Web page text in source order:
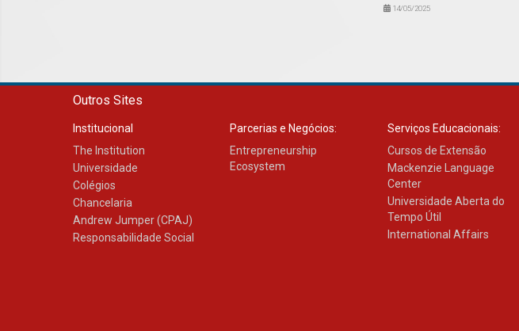
14/05/2025
Outros Sites
Institucional
The Institution
Universidade
Colégios
Chancelaria
Andrew Jumper (CPAJ)
Responsabilidade Social
Parcerias e Negócios:
Entrepreneurship
Ecosystem
Serviços Educacionais:
Cursos de Extensão
Mackenzie Language
Center
Universidade Aberta do
Tempo Útil
International Affairs